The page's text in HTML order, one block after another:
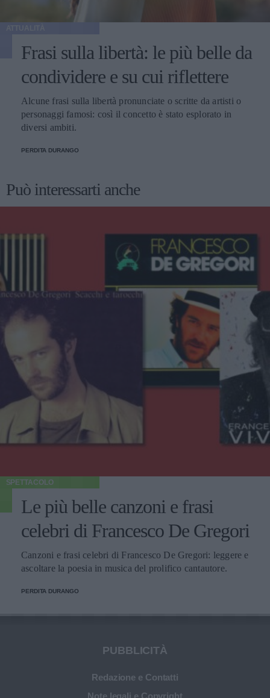
Frasi sulla libertà: le più belle da
condividere e su cui riflettere
Alcune frasi sulla libertà pronunciate o scritte da artisti o
personaggi famosi: così il concetto è stato esplorato in
diversi ambiti.
PERDITA DURANGO
Può interessarti anche
SPETTACOLO
Le più belle canzoni e frasi
celebri di Francesco De Gregori
Canzoni e frasi celebri di Francesco De Gregori: leggere e
ascoltare la poesia in musica del prolifico cantautore.
PERDITA DURANGO
PUBBLICITÀ
Redazione e Contatti
Note legali e Copyright